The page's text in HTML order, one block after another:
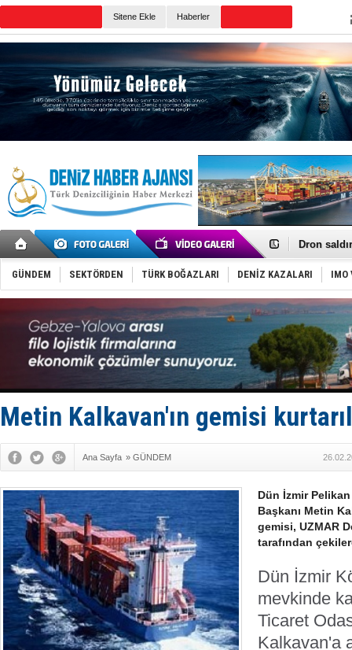
Sitene Ekle Haberler
Gemi
Dron
'REGAL 1'
Gemide 5
Yakıt
Rus
Tatil
Rusya,
Enejota
Denizcilik
Taksi
GÜNDEM SEKTÖRDEN TÜRK BOĞAZLARI DENİZ KAZALARI IMO
Metin Kalkavan'ın gemisi
Ana Sayfa » GÜNDEM
Dün İzmir
Başkanı Metin
gemisi, UZMAR
tarafından
Dün İzmir
mevkinde
Ticaret
Kalkavan'a